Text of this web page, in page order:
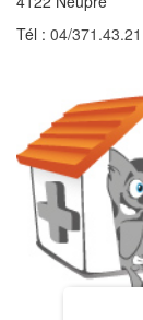
Tél : 04/371.43.21